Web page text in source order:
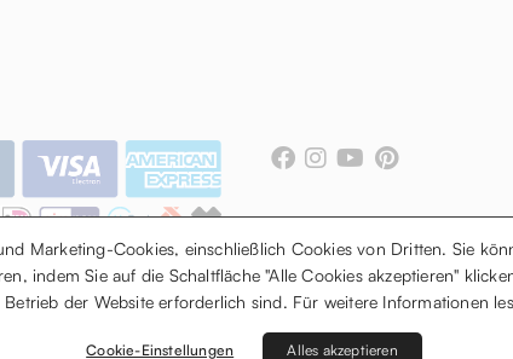
Junipero Serra, 13 CAP 70125 Bari | Partita I.V.A.
Marketing-Cookies, einschließlich Cookies von Dritten. Sie
indem Sie auf die Schaltfläche "Alle Cookies akzeptieren"
der Website erforderlich sind. Für weitere Informationen
Cookie-Einstellungen Alles akzeptieren